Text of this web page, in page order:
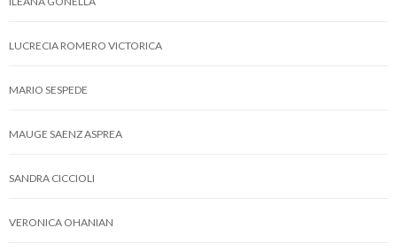
LUCRECIA ROMERO VICTORICA
MARIO SESPEDE
MAUGE SAENZ ASPREA
SANDRA CICCIOLI
VERONICA OHANIAN